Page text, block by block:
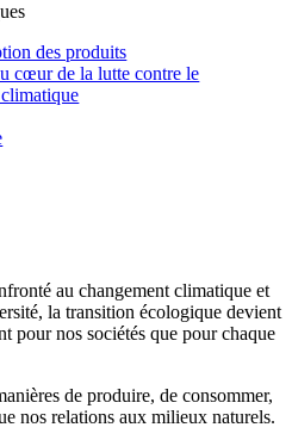
des produits
cœur de la lutte contre le
au changement climatique et
la transition écologique devient
pour nos sociétés que pour chaque
de produire, de consommer,
nos relations aux milieux naturels.